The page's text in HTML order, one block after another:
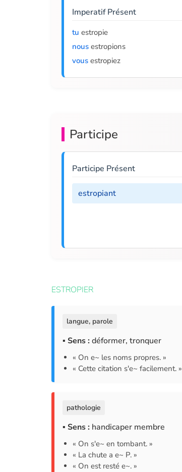
Imperatif Présent
tu estropie
nous estropions
vous estropiez
Participe
Participe Présent
estropiant
ESTROPIER
langue, parole
▪ Sens : déformer, tronquer
« On e~ les noms propres. »
« Cette citation s'e~ facilement. »
pathologie
▪ Sens : handicaper membre
« On s'e~ en tombant. »
« La chute a e~ P. »
« On est resté e~. »